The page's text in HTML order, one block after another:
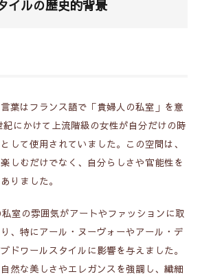
界大戦とピンナップ文化
ザイン
ァッションとしての日常化
ンへの影響
イでの採用
展開
ンドによる取り組み
イルの歴史的背景
葉はフランス語で「貴婦人の私室」を意
にかけて上流階級の女性が自分だけの時
して使用されていました。この空間は、
しむだけでなく、自分らしさや官能性を
りました。
室の雰囲気がアートやファッションに取
、特にアール・ヌーヴォーやアール・デ
ドワールスタイルに影響を与えました。
然な美しさやエレガンスを強調し、繊細